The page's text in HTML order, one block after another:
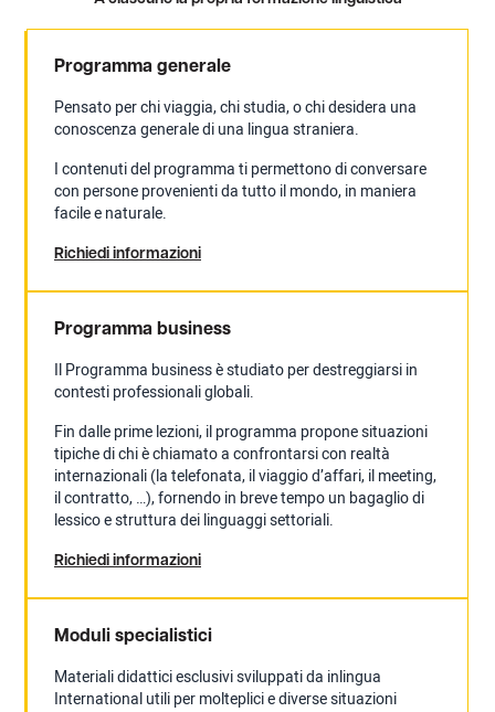
Programma generale
Pensato per chi viaggia, chi studia, o chi desidera una
conoscenza generale di una lingua straniera.
I contenuti del programma ti permettono di conversare
con persone provenienti da tutto il mondo, in maniera
facile e naturale.
Richiedi informazioni
Programma business
Il Programma business è studiato per destreggiarsi in
contesti professionali globali.
Fin dalle prime lezioni, il programma propone situazioni
tipiche di chi è chiamato a confrontarsi con realtà
internazionali (la telefonata, il viaggio d’affari, il meeting,
il contratto, …), fornendo in breve tempo un bagaglio di
lessico e struttura dei linguaggi settoriali.
Richiedi informazioni
Moduli specialistici
Materiali didattici esclusivi sviluppati da inlingua
International utili per molteplici e diverse situazioni